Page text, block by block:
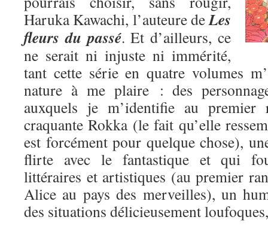
Haruka Kawachi, l’auteure deLes
fleurs du passé. Et d’ailleurs, ce
ne serait ni injuste ni immérité,
tant cette série en quatre volumes
nature à me plaire : des
auxquels je m’identifie au premier
craquante Rokka (le fait qu’elle
est forcément pour quelque chose),
flirte avec le fantastique et qui
littéraires et artistiques (au premier
Alice au pays des merveilles), un
des situations délicieusement